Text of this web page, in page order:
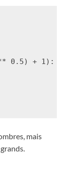
0.5) + 1):
mais